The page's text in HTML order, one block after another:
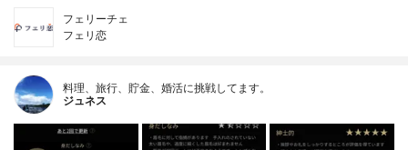
フェリーチェ
フェリ恋
料理、旅行、貯金、婚活に挑戦してます。
ジュネス